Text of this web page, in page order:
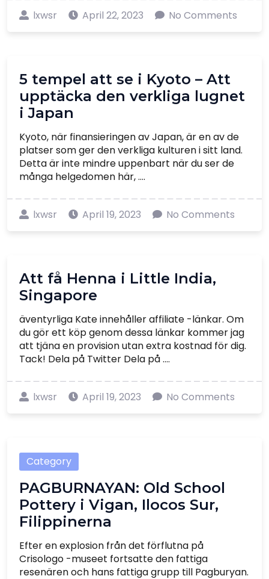
lxwsr April 22, 2023 No Comments
5 tempel att se i Kyoto – Att
upptäcka den verkliga lugnet
i Japan
Kyoto, när finansieringen av Japan, är en av de
platser som ger den verkliga kulturen i sitt land.
Detta är inte mindre uppenbart när du ser de
många helgedomen här, ....
lxwsr April 19, 2023 No Comments
Att få Henna i Little India,
Singapore
äventyrliga Kate innehåller affiliate -länkar. Om
du gör ett köp genom dessa länkar kommer jag
att tjäna en provision utan extra kostnad för dig.
Tack! Dela på Twitter Dela på ....
lxwsr April 19, 2023 No Comments
Category
PAGBURNAYAN: Old School
Pottery i Vigan, Ilocos Sur,
Filippinerna
Efter en explosion från det förflutna på
Crisologo -museet fortsatte den fattiga
resenären och hans fattiga grupp till Pagburyan.